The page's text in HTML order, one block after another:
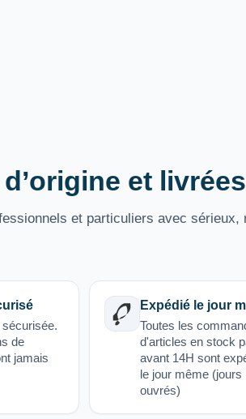
et
et particuliers avec
sécurisée.
de
jamais
Expédié le jour
Toutes les
d'articles en stock
avant 14H sont
le jour même (jours
ouvrés)